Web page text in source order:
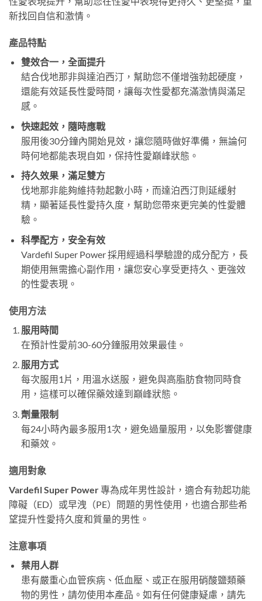
新找回自信和激情。
產品特點
雙效合一，全面提升
結合伐地那非與達泊西汀，幫助您不僅增強勃起硬度，
還能有效延長性愛時間，讓每次性愛都充滿激情與滿足
感。
快速起效，隨時應戰
服用後30分鐘內開始見效，讓您隨時做好準備，無論何
時何地都能表現自如，保持性愛巔峰狀態。
持久效果，滿足雙方
伐地那非能夠維持勃起數小時，而達泊西汀則延緩射
精，顯著延長性愛持久度，幫助您帶來更完美的性愛體
驗。
科學配方，安全有效
Vardefil Super Power 採用經過科學驗證的成分配方，長
期使用無需擔心副作用，讓您安心享受更持久、更強效
的性愛表現。
使用方法
服用時間
在預計性愛前30-60分鐘服用效果最佳。
服用方式
每次服用1片，用溫水送服，避免與高脂肪食物同時食
用，這樣可以確保藥效達到巔峰狀態。
劑量限制
每24小時內最多服用1次，避免過量服用，以免影響健康
和藥效。
適用對象
Vardefil Super Power專為成年男性設計，適合有勃起功能
障礙（ED）或早洩（PE）問題的男性使用，也適合那些希
望提升性愛持久度和質量的男性。
注意事項
禁用人群
患有嚴重心血管疾病、低血壓、或正在服用硝酸鹽類藥
物的男性，請勿使用本產品。如有任何健康疑慮，請先